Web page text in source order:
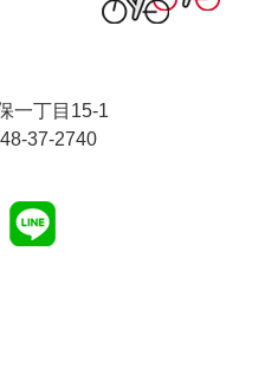
一丁目15-1
37-2740